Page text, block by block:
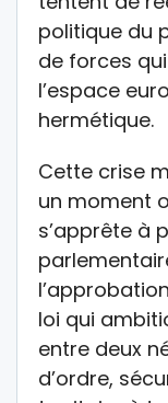
politique du
de forces
l’espace
hermétique.
Cette crise
un moment
s’apprête à
loi qui
entre deux
d’ordre,